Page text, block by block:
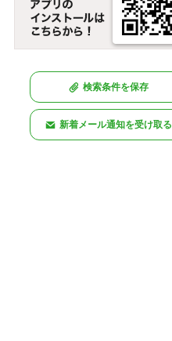
検索条件を保存
新着メール通知を受け取る